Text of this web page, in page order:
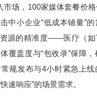
市场，100家媒体套餐价
中小企业“低成本铺量”
源的精准度——医疗（如
覆盖度与“包收录”保障
规发布与4小时紧急上线
速响应”的场景需求。